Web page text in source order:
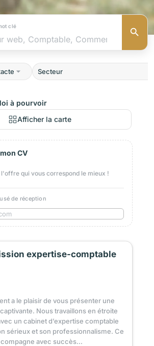
clé
à pourvoir
Afficher la carte
expertise-comptable
a le plaisir de vous présenter une
Nous travaillons en étroite
un cabinet d’expertise comptable
sérieux et son professionnalisme. Ce
avec succès...
CV
qui vous correspond le mieux !
de réception